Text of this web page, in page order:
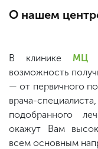
О нашем
В клинике МЦ
возможность
— от первичного
врача-
подобранного
окажут Вам
всем основным